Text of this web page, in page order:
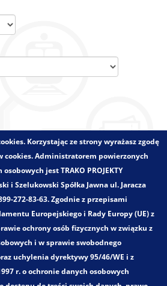
komunikacji zbiorowej w Tychach
Koleją Regionalną
zbiorowego
Korzystając ze strony wyrażasz zgodę
cookies. Administratorem powierzonych
jest TRAKO PROJEKTY
i Szelukowski Spółka Jawna ul. Jaracza
272-83-63. Zgodnie z przepisami
Europejskiego i Rady Europy (UE) z
ochrony osób fizycznych w związku z
i w sprawie swobodnego
uchylenia dyrektywy 95/46/WE i z
r. o ochronie danych osobowych